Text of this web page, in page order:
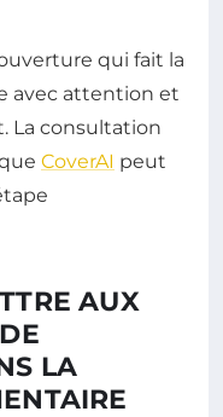
qui fait la
avec attention et
La consultation
CoverAI peut
AUX
LA